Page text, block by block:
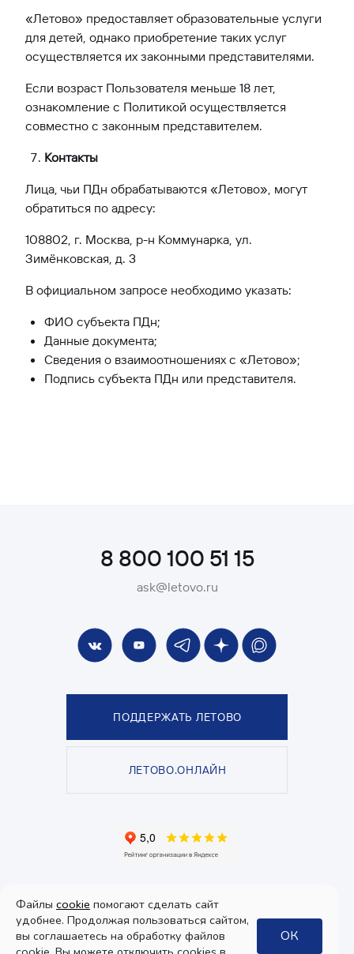
«Летово» предоставляет образовательные услуги
для детей, однако приобретение таких услуг
осуществляется их законными представителями.
Если возраст Пользователя меньше 18 лет,
ознакомление с Политикой осуществляется
совместно с законным представителем.
Контакты
Лица, чьи ПДн обрабатываются «Летово», могут
обратиться по адресу:
108802, г. Москва, р-н Коммунарка, ул.
Зимёнковская, д. 3
В официальном запросе необходимо указать:
ФИО субъекта ПДн;
Данные документа;
Сведения о взаимоотношениях с «Летово»;
Подпись субъекта ПДн или представителя.
8 800 100 51 15
ask@letovo.ru
ПОДДЕРЖАТЬ ЛЕТОВО
ЛЕТОВО.ОНЛАЙН
Политика конфиденциальностиипользовательское соглашение
Согласие на получение рекламы
Дизайн
Файлы cookie помогают сделать сайт
удобнее. Продолжая пользоваться сайтом,
вы соглашаетесь на обработку файлов
ОК